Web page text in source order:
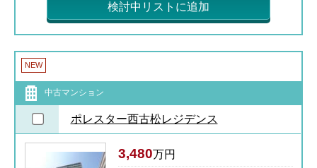
検討中リストに追加
NEW
中古マンション
ポレスター西古松レジデンス
3,480万円